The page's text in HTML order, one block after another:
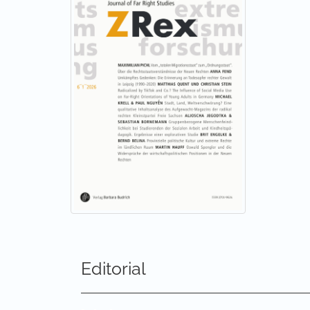
Schließlich sind die transnationalen Bezüge
und Entwicklungen auf der Makroebene
Kultur) wie der Mesoebene (Neuformierung
Seit vielen Jahren gibt es in der
und anwendungsbezogene Forschung zu
regelmäßig erscheinende, spezialisierte
Prognosekompetenz bietet und zum
innovativen Arbeiten ein Forum bietet, auf
systematische bzw. systematisierende
populistischen/extremen Rechten und ihre
Forschungsfeld – nicht zuletzt mit Blick auf
Die Zeitschrift soll Entwicklungen der
Die Zeitschrift steht interdisziplinären
Forschungsfeldern offen – wie der
den Anschluss an internationale
Editorial